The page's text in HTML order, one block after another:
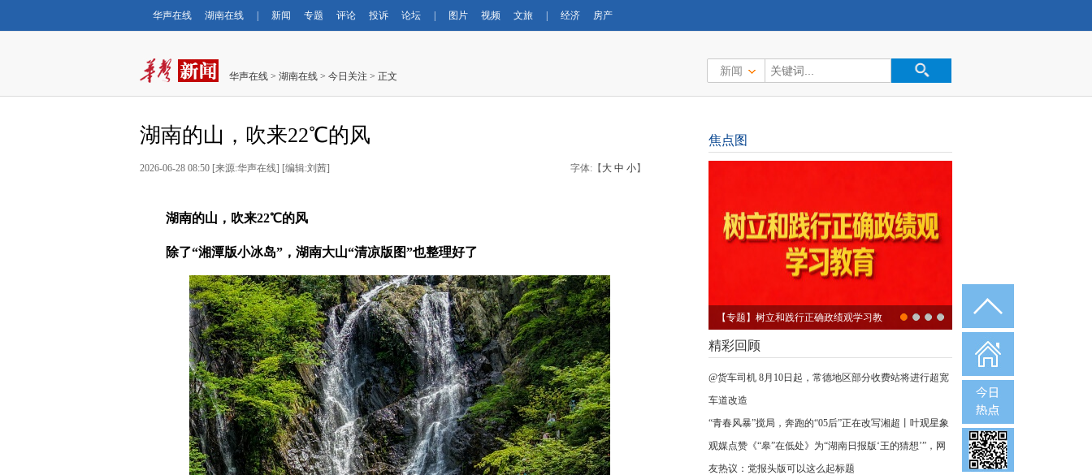
华声在线 湖南在线 新闻 专题 评论 投诉 论坛 图片 视频 文旅 经济 房产
华声在线 > 湖南在线 > 今日关注 > 正文 新闻
湖南的山，吹来22℃的风
2026-06-28 08:50 [来源:华声在线] [编辑:刘茜] 字体:【 大 中 小】
湖南的山，吹来22℃的风
除了“湘潭版小冰岛”，湖南大山“清凉版图”也整理好了
焦点图
【专题】树立和践行正确政绩观学习教
育
精彩回顾
@货车司机 8月10日起，常德地区部分收费站将进行超宽
车道改造
“青春风暴”搅局，奔跑的“05后”正在改写湘超丨叶观星象
观媒点赞《“皋”在低处》为“湖南日报版‘王的猜想’”，网
友热议：党报头版可以这么起标题